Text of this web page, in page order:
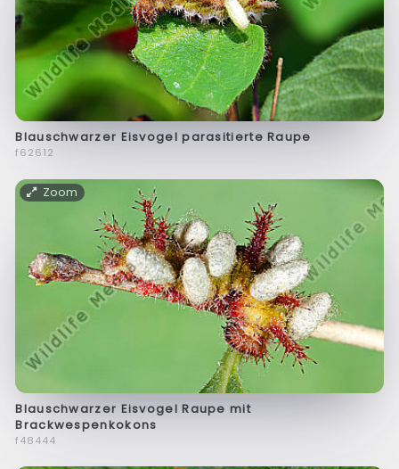
Blauschwarzer Eisvogel parasitierte Raupe
f62612
Zoom
Blauschwarzer Eisvogel Raupe mit
Brackwespenkokons
f48444